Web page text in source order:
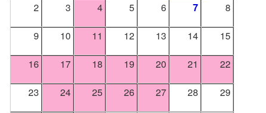
2 3 4 5 6 7 8
9 10 11 12 13 14 15
16 17 18 19 20 21 22
23 24 25 26 27 28 29